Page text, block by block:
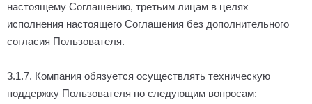
настоящему Соглашению, третьим лицам в целях
исполнения настоящего Соглашения без дополнительного
согласия Пользователя.
3.1.7. Компания обязуется осуществлять техническую
поддержку Пользователя по следующим вопросам: